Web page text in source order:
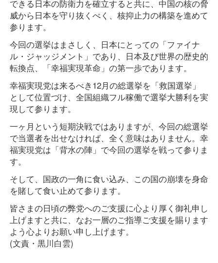
できる日本の防衛力を確立すると共に、中国の核の脅
威から日本を守り抜くべく、核抑止力の構築を進めて
参ります。
今回の選挙はまさしく、日本にとっての「ファイナ
ル・ジャッジメント」であり、日本及び世界の歴史的
転換点、「幸福実現革命」の第一歩であります。
幸福実現党は来るべき12月の総選挙を「救国選挙」
として位置づけ、全国組織フル稼働で選挙大勝利を実
現して参ります。
一ヶ月という短期決戦ではありますが、今回の総選挙
で当選者を出せなければ、全く意味はありません。幸
福実現党は「背水の陣」で今回の選挙を戦って参りま
す。
そして、国政の一角に食い込み、この国の崩壊を身命
を賭して食い止めて参ります。
皆さまの日頃の弊党へのご支援に心より厚く御礼申し
上げますと共に、なお一層のご指導ご支援を賜ります
よう心よりお願い申し上げます。
(文責・黒川白雲)